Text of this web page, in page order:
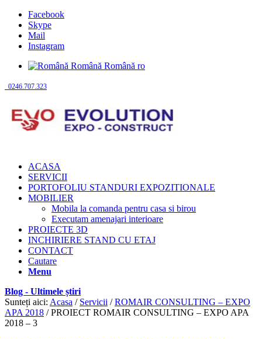
Facebook
Skype
Mail
Instagram
Română Română ro
0246.707.323
ACASA
SERVICII
PORTOFOLIU STANDURI EXPOZITIONALE
MOBILIER
Mobila la comanda pentru casa si birou
Executam amenajari interioare
PROIECTE 3D
INCHIRIERE STAND CU ETAJ
CONTACT
Cautare
Menu
Blog - Ultimele știri
Sunteți aici: Acasa / Servicii / ROMAIR CONSULTING – EXPO
APA 2018 / PROIECT ROMAIR CONSULTING – EXPO APA
2018 – 3